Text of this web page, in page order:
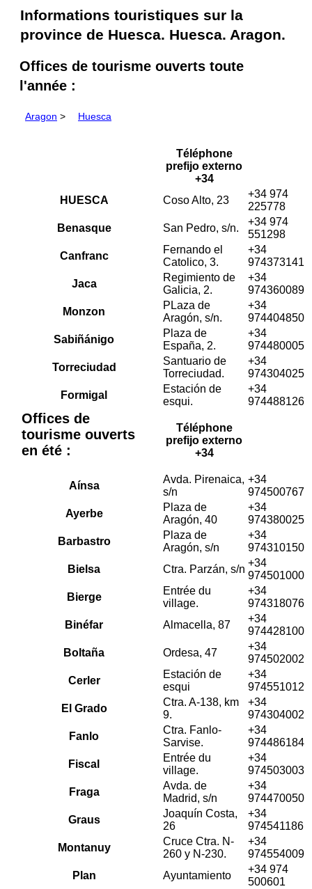
Informations touristiques sur la
province de Huesca. Huesca. Aragon.
Offices de tourisme ouverts toute
l'année :
Aragon > Huesca
Téléphone
prefijo externo
+34
HUESCA
Coso Alto, 23
+34 974
225778
Benasque
San Pedro, s/n.
+34 974
551298
Canfranc
Fernando el
Catolico, 3.
+34
974373141
Jaca
Regimiento de
Galicia, 2.
+34
974360089
Monzon
PLaza de
Aragón, s/n.
+34
974404850
Sabiñánigo
Plaza de
España, 2.
+34
974480005
Torreciudad
Santuario de
Torreciudad.
+34
974304025
Formigal
Estación de
esqui.
+34
974488126
Offices de
tourisme ouverts
en été :
Téléphone
prefijo externo
+34
Aínsa
Avda. Pirenaica,
s/n
+34
974500767
Ayerbe
Plaza de
Aragón, 40
+34
974380025
Barbastro
Plaza de
Aragón, s/n
+34
974310150
Bielsa
Ctra. Parzán, s/n
+34
974501000
Bierge
Entrée du
village.
+34
974318076
Binéfar
Almacella, 87
+34
974428100
Boltaña
Ordesa, 47
+34
974502002
Cerler
Estación de
esqui
+34
974551012
El Grado
Ctra. A-138, km
9.
+34
974304002
Fanlo
Ctra. Fanlo-
Sarvise.
+34
974486184
Fiscal
Entrée du
village.
+34
974503003
Fraga
Avda. de
Madrid, s/n
+34
974470050
Graus
Joaquín Costa,
26
+34
974541186
Montanuy
Cruce Ctra. N-
260 y N-230.
+34
974554009
Plan
Ayuntamiento
+34 974
500601